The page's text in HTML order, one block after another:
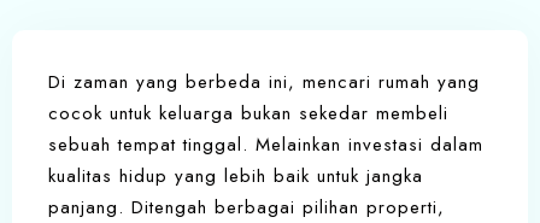
Di zaman yang berbeda ini, mencari rumah yang
cocok untuk keluarga bukan sekedar membeli
sebuah tempat tinggal. Melainkan investasi dalam
kualitas hidup yang lebih baik untuk jangka
panjang. Ditengah berbagai pilihan properti,